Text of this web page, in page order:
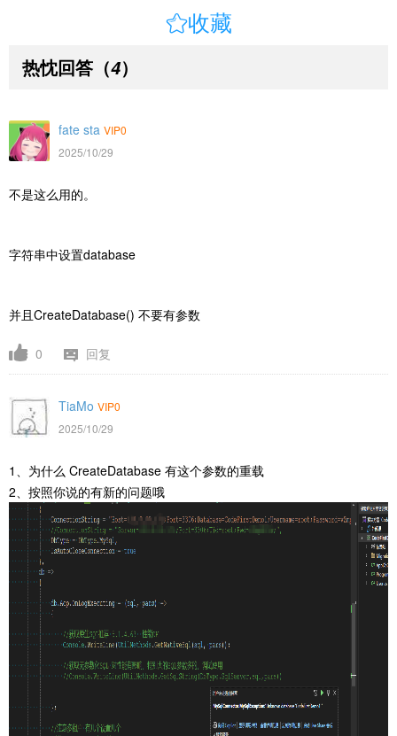
收藏
热忱回答 （4）
fate sta VIP0
2025/10/29
不是这么用的。
字符串中设置database
并且CreateDatabase() 不要有参数
0 回复
TiaMo VIP0
2025/10/29
1、为什么 CreateDatabase 有这个参数的重载
2、按照你说的有新的问题哦